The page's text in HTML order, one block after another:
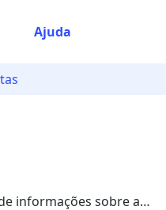
Ajuda
informações sobre a